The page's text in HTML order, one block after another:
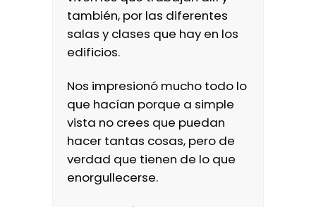
también, por las diferentes
salas y clases que hay en los
edificios.
Nos impresionó mucho todo lo
que hacían porque a simple
vista no crees que puedan
hacer tantas cosas, pero de
verdad que tienen de lo que
enorgullecerse.